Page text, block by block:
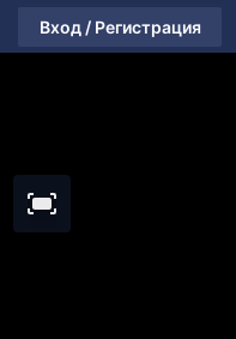
Вход / Регистрация